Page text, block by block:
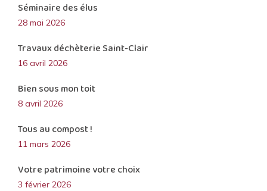
Séminaire des élus
28 mai 2026
Travaux déchèterie Saint-Clair
16 avril 2026
Bien sous mon toit
8 avril 2026
Tous au compost !
11 mars 2026
Votre patrimoine votre choix
3 février 2026